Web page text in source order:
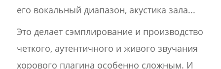
его вокальный диапазон, акустика зала...
Это делает сэмплирование и производство
четкого, аутентичного и живого звучания
хорового плагина особенно сложным. И